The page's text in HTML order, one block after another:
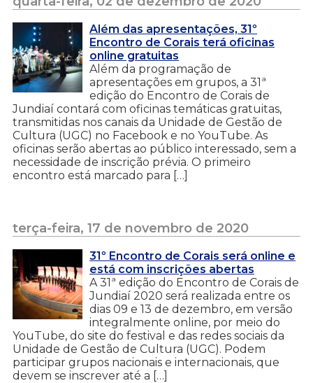
Além das apresentações, 31º
Encontro de Corais terá oficinas
online gratuitas
Além da programação de
apresentações em grupos, a 31ª
edição do Encontro de Corais de
Jundiaí contará com oficinas temáticas gratuitas,
transmitidas nos canais da Unidade de Gestão de
Cultura (UGC) no Facebook e no YouTube. As
oficinas serão abertas ao público interessado, sem a
necessidade de inscrição prévia. O primeiro
encontro está marcado para […]
terça-feira, 17 de novembro de 2020
31º Encontro de Corais será online e
está com inscrições abertas
A 31ª edição do Encontro de Corais de
Jundiaí 2020 será realizada entre os
dias 09 e 13 de dezembro, em versão
integralmente online, por meio do
YouTube, do site do festival e das redes sociais da
Unidade de Gestão de Cultura (UGC). Podem
participar grupos nacionais e internacionais, que
devem se inscrever até a […]